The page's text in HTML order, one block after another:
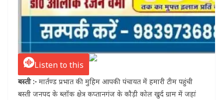
Listen to this
बस्ती :- मार्तण्ड प्रभात की मुहिम आपकी पंचायत में हमारी टीम पहुंची
बस्ती जनपद के ब्लॉक क्षेत्र कप्तानगंज के कौड़ी कोल खुर्द ग्राम में जहां